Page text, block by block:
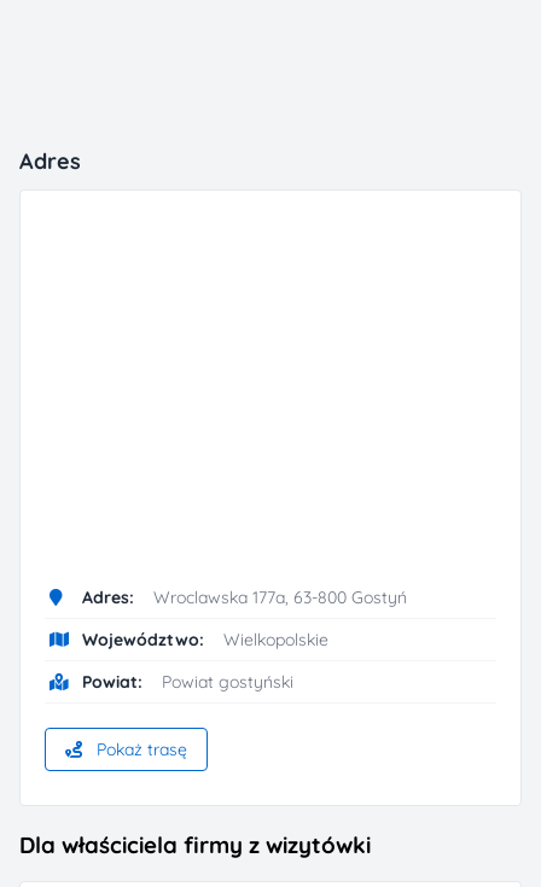
Adres
Adres:
Wroclawska 177a, 63-800 Gostyń
Województwo:
Wielkopolskie
Powiat:
Powiat gostyński
Pokaż trasę
Dla właściciela firmy z wizytówki